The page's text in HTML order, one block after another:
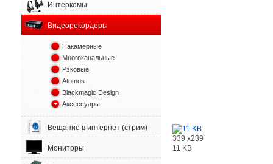
Интеркомы
Видеорекордеры
Накамерные
Многоканальные
Рэковые
Atomos
Blackmagic Design
Аксессуары
Вещание в интернет (стрим)
Мониторы
339 x239
11 KB